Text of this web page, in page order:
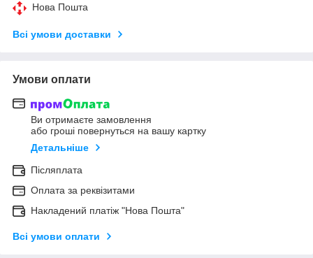
Нова Пошта
Всі умови доставки
Умови оплати
Ви отримаєте замовлення
або гроші повернуться на вашу картку
Детальніше
Післяплата
Оплата за реквізитами
Накладений платіж "Нова Пошта"
Всі умови оплати